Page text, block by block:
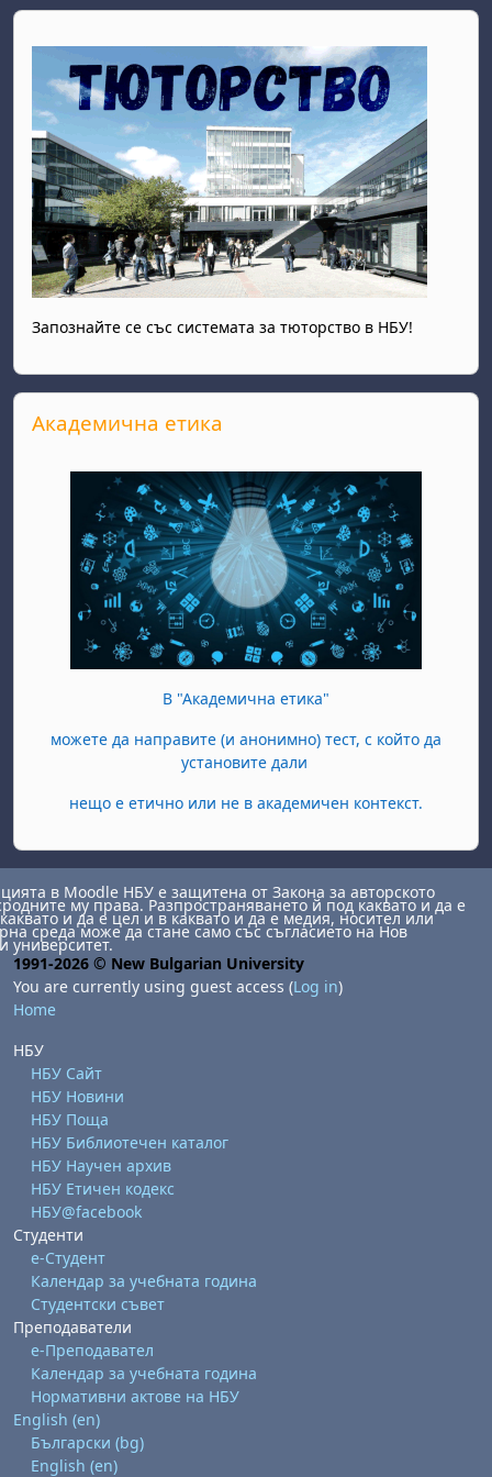
Запознайте се със системата за тюторство в НБУ!
Skip Академична етика
Академична етика
В "Академична етика"
можете да направите (и анонимно) тест, с който да
установите дали
нещо е етично или не в академичен контекст.
в Moodle НБУ е защитена от Закона за авторското
му права. Разпространяването й под каквато и да е
и да е цел и в каквато и да е медия, носител или
среда може да стане само със съгласието на Нов
университет.
1991-2026 © New Bulgarian University
You are currently using guest access (Log in)
Home
НБУ
НБУ Сайт
НБУ Новини
НБУ Поща
НБУ Библиотечен каталог
НБУ Научен архив
НБУ Етичен кодекс
НБУ@facebook
Студенти
е-Студент
Календар за учебната година
Студентски съвет
Преподаватели
е-Преподавател
Календар за учебната година
Нормативни актове на НБУ
English ‎(en)‎
Български ‎(bg)‎
English ‎(en)‎